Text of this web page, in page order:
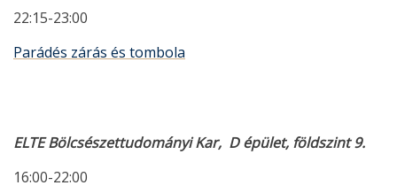
22:15-23:00
Parádés zárás és tombola
ELTE Bölcsészettudományi Kar, D épület, földszint 9.
16:00-22:00